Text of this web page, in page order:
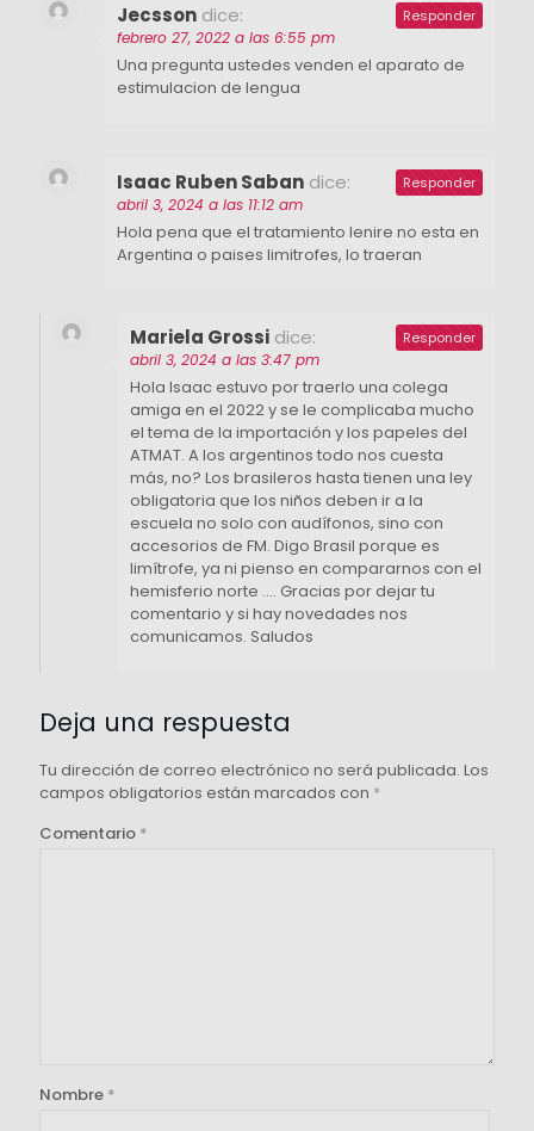
Jecsson dice:
febrero 27, 2022 a las 6:55 pm
Una pregunta ustedes venden el aparato de
estimulacion de lengua
Responder
Isaac Ruben Saban dice:
abril 3, 2024 a las 11:12 am
Hola pena que el tratamiento lenire no esta en
Argentina o paises limitrofes, lo traeran
Responder
Mariela Grossi dice:
abril 3, 2024 a las 3:47 pm
Hola Isaac estuvo por traerlo una colega
amiga en el 2022 y se le complicaba mucho
el tema de la importación y los papeles del
ATMAT. A los argentinos todo nos cuesta
más, no? Los brasileros hasta tienen una ley
obligatoria que los niños deben ir a la
escuela no solo con audífonos, sino con
accesorios de FM. Digo Brasil porque es
limítrofe, ya ni pienso en compararnos con el
hemisferio norte …. Gracias por dejar tu
comentario y si hay novedades nos
comunicamos. Saludos
Responder
Deja una respuesta
Tu dirección de correo electrónico no será publicada. Los
campos obligatorios están marcados con *
Comentario *
Nombre *